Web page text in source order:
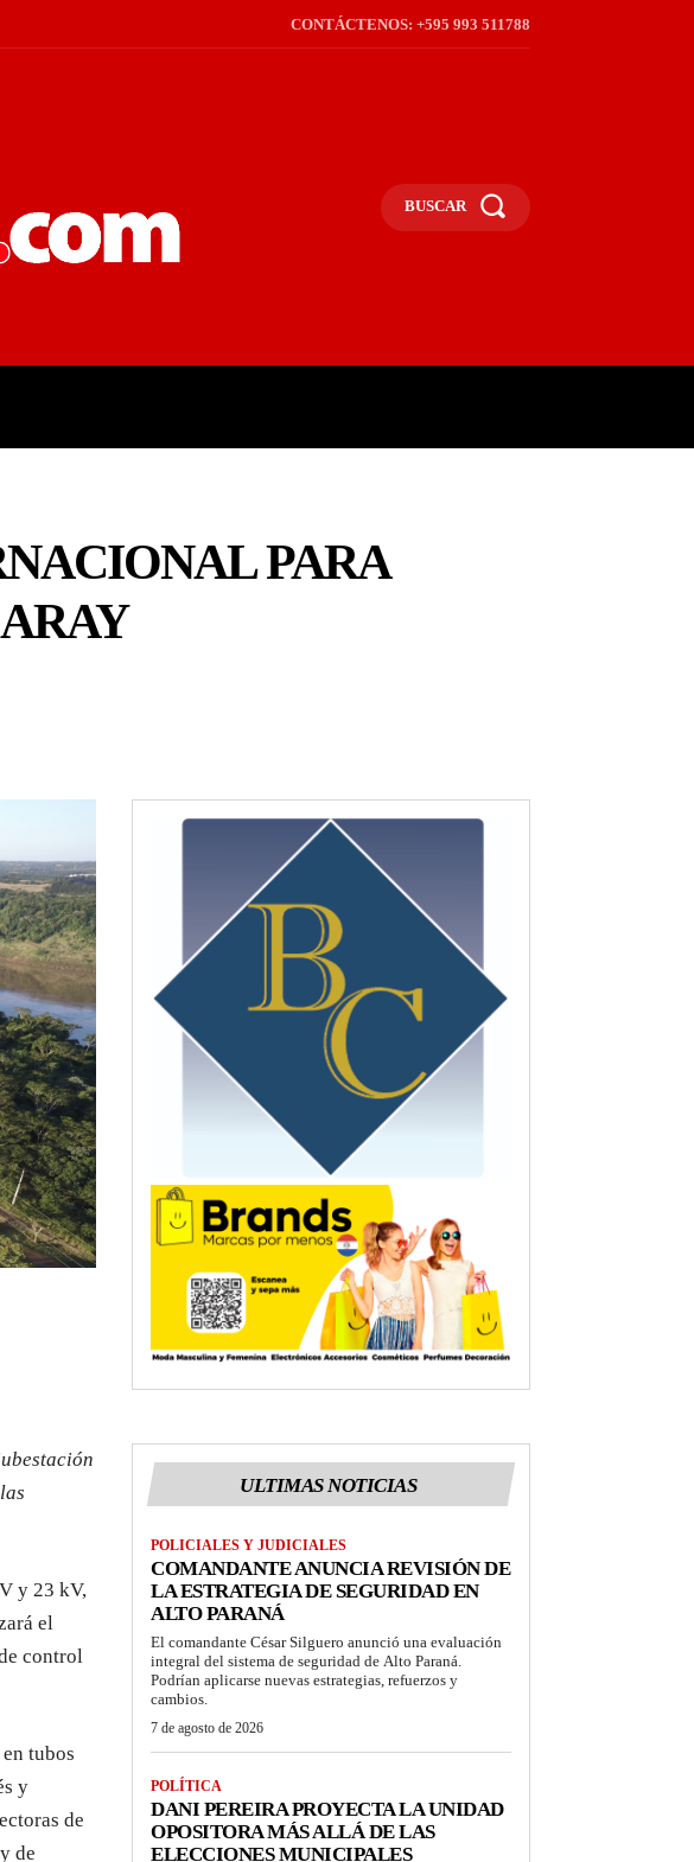
CONTÁCTENOS: +595 993 511788
BUSCAR
PARA
y 23 kV,
el
control
tubos
y
de
de
ULTIMAS NOTICIAS
POLICIALES Y JUDICIALES
COMANDANTE ANUNCIA REVISIÓN DE
LA ESTRATEGIA DE SEGURIDAD EN
ALTO PARANÁ
El comandante César Silguero anunció una evaluación
integral del sistema de seguridad de Alto Paraná.
Podrían aplicarse nuevas estrategias, refuerzos y
cambios.
7 de agosto de 2026
POLÍTICA
DANI PEREIRA PROYECTA LA UNIDAD
OPOSITORA MÁS ALLÁ DE LAS
ELECCIONES MUNICIPALES